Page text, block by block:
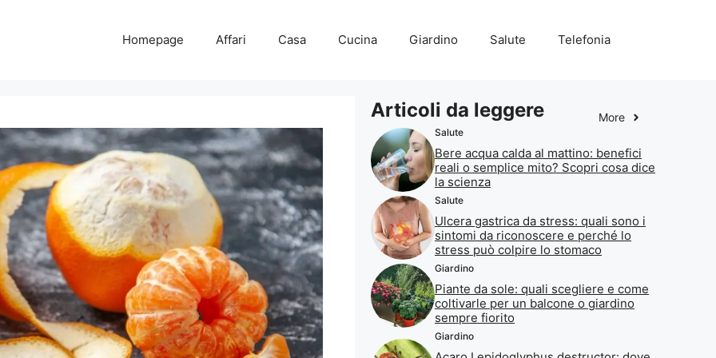
Homepage Affari Casa Cucina Giardino Salute Telefonia
Articoli da leggere More
Salute
Bere acqua calda al mattino: benefici
reali o semplice mito? Scopri cosa dice
la scienza
Salute
Ulcera gastrica da stress: quali sono i
sintomi da riconoscere e perché lo
stress può colpire lo stomaco
Giardino
Piante da sole: quali scegliere e come
coltivarle per un balcone o giardino
sempre fiorito
Giardino